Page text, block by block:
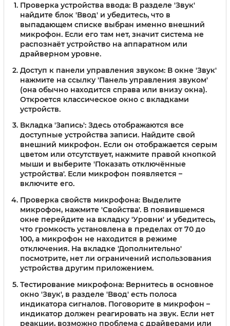
Проверка устройства ввода: В разделе 'Звук'
найдите блок 'Ввод' и убедитесь, что в
выпадающем списке выбран именно внешний
микрофон. Если его там нет, значит система не
распознаёт устройство на аппаратном или
драйверном уровне.
Доступ к панели управления звуком: В окне 'Звук'
нажмите на ссылку 'Панель управления звуком'
(она обычно находится справа или внизу окна).
Откроется классическое окно с вкладками
устройств.
Вкладка 'Запись': Здесь отображаются все
доступные устройства записи. Найдите свой
внешний микрофон. Если он отображается серым
цветом или отсутствует, нажмите правой кнопкой
мыши и выберите 'Показать отключённые
устройства'. Если микрофон появляется –
включите его.
Проверка свойств микрофона: Выделите
микрофон, нажмите 'Свойства'. В появившемся
окне перейдите на вкладку 'Уровни' и убедитесь,
что громкость установлена в пределах от 70 до
100, а микрофон не находится в режиме
отключения. На вкладке 'Дополнительно'
посмотрите, нет ли ограничений использования
устройства другим приложением.
Тестирование микрофона: Вернитесь в основное
окно 'Звук', в разделе 'Ввод' есть полоса
индикатора сигналов. Поговорите в микрофон –
индикатор должен реагировать на звук. Если нет
реакции, возможно проблема с драйверами или